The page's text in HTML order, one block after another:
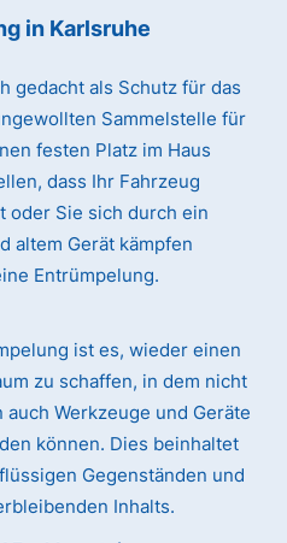
in Karlsruhe
gedacht als Schutz für das
Sammelstelle für
festen Platz im Haus
dass Ihr Fahrzeug
oder Sie sich durch ein
altem Gerät kämpfen
Entrümpelung.
ist es, wieder einen
zu schaffen, in dem nicht
Werkzeuge und Geräte
können. Dies beinhaltet
Gegenständen und
Inhalts.